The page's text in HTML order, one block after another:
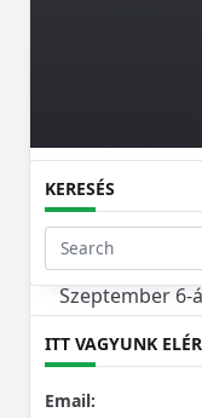
Városunk
Veszélyes
eltűnt férfi
Szeptember 6-
bejelentés egy
miszerint
KERESÉS
Search
for:
ITT VAGYUNK
Email: